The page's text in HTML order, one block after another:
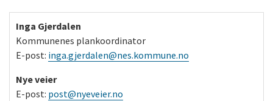
Inga Gjerdalen
Kommunenes plankoordinator
E-post: inga.gjerdalen@nes.kommune.no
Nye veier
E-post: post@nyeveier.no